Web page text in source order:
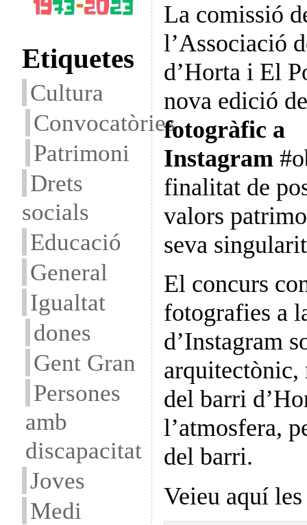
Etiquetes
Cultura
Convocatòries
Patrimoni
Drets
socials
Educació
General
Igualtat
dones
Gent Gran
Persones
amb
discapacitat
Joves
Medi
La comissió
l’Associació
d’Horta i El
nova edició
fotogràfic a
Instagram
finalitat de
valors
seva
El concurs
fotografies a
d’Instagram
arquitectònic,
del barri
l’atmosfera,
del barri.
Veieu aquí